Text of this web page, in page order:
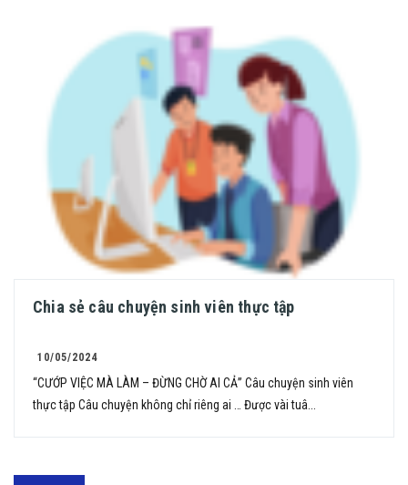
Chia sẻ câu chuyện sinh viên thực tập
10/05/2024
“CƯỚP VIỆC MÀ LÀM – ĐỪNG CHỜ AI CẢ” Câu chuyện sinh viên
thực tập Câu chuyện không chỉ riêng ai … Được vài tuâ...